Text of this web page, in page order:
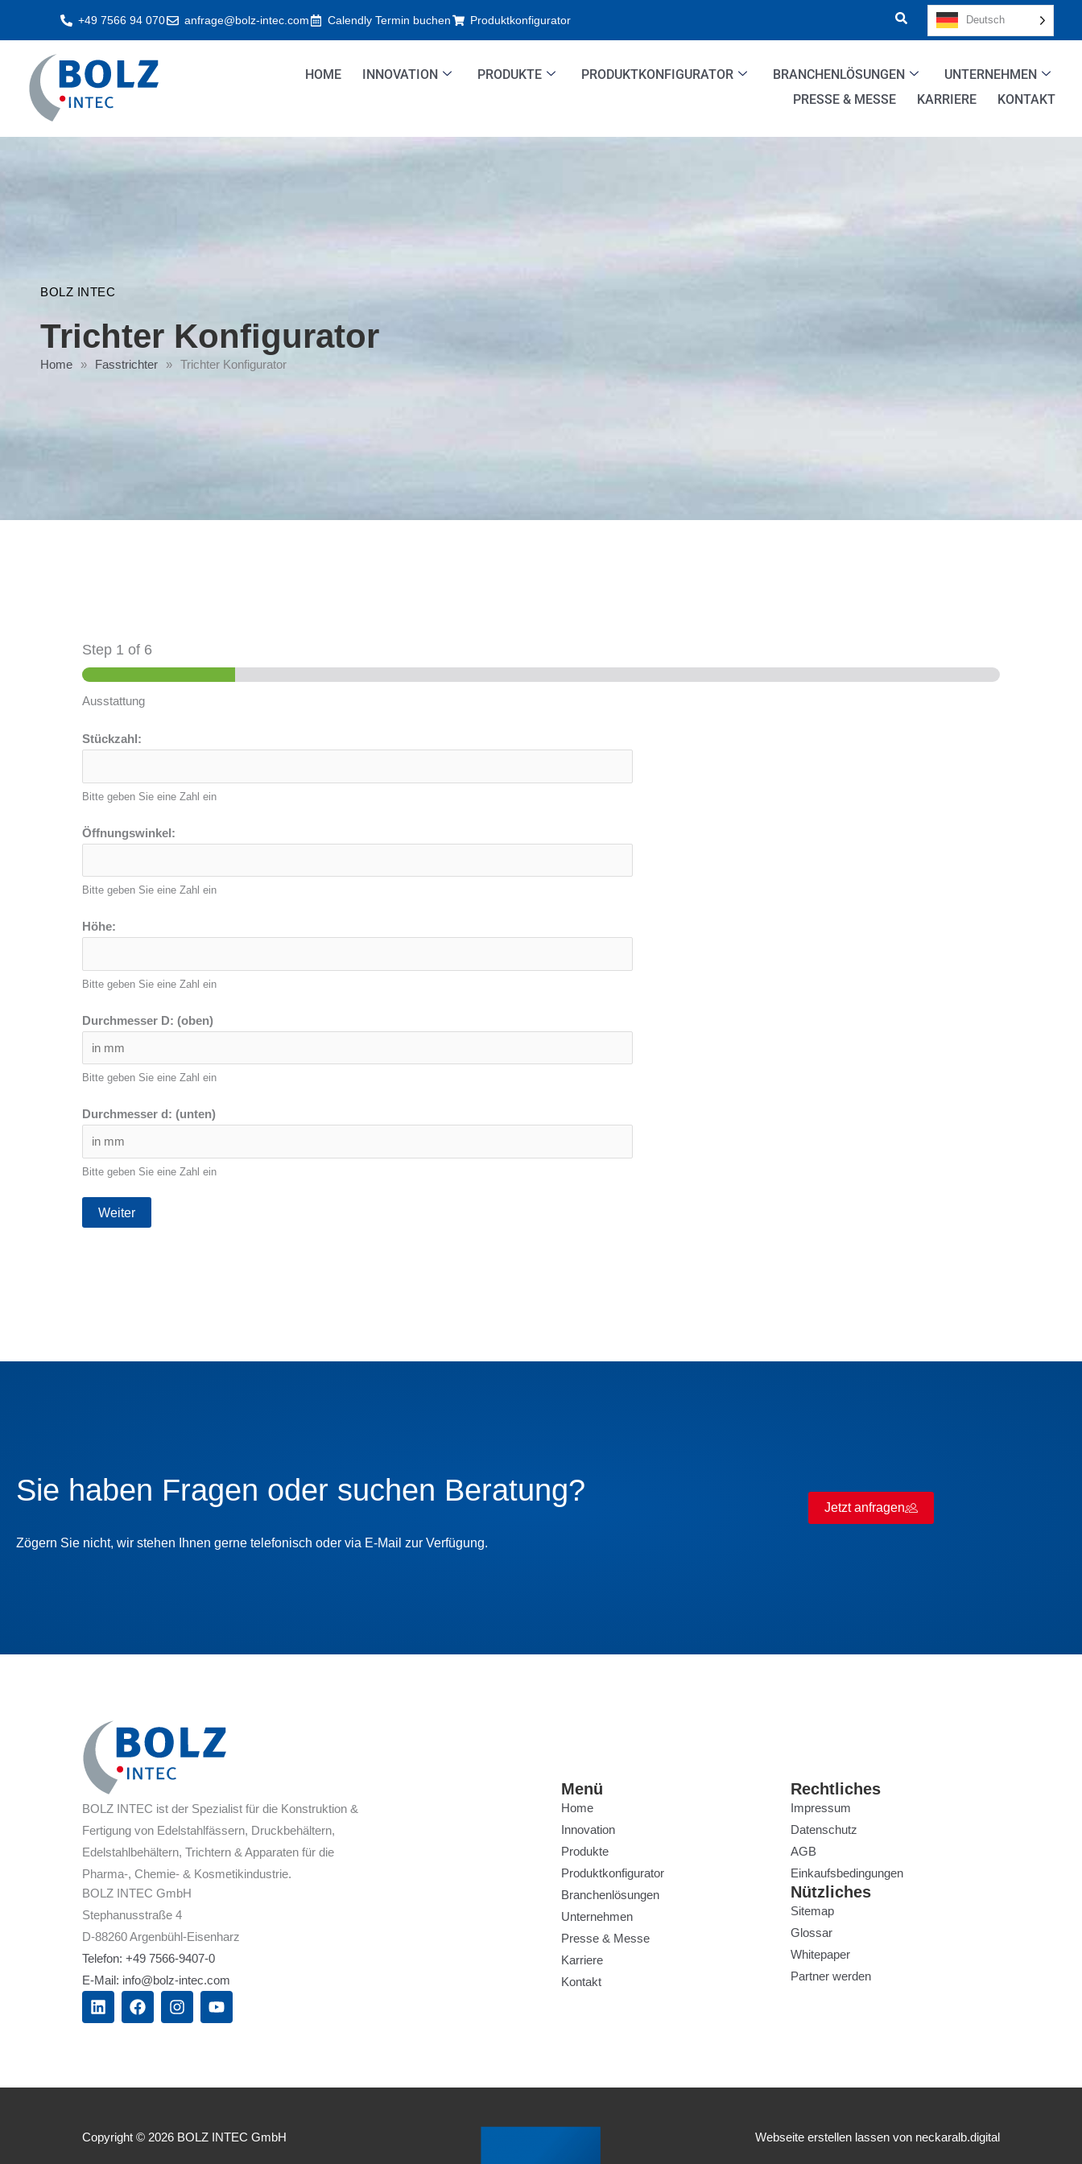
+49 7566 94 070 anfrage@bolz-intec.com Calendly Termin buchen Produktkonfigurator Deutsch
HOME INNOVATION PRODUKTE PRODUKTKONFIGURATOR BRANCHENLÖSUNGEN
UNTERNEHMEN
PRESSE & MESSE
KARRIERE KONTAKT
BOLZ INTEC
Trichter Konfigurator
Home » Fasstrichter » Trichter Konfigurator
Step 1 of 6
Ausstattung
Stückzahl:
Bitte geben Sie eine Zahl ein
Öffnungswinkel:
Bitte geben Sie eine Zahl ein
Höhe:
Bitte geben Sie eine Zahl ein
Durchmesser D: (oben)
Bitte geben Sie eine Zahl ein
Durchmesser d: (unten)
Bitte geben Sie eine Zahl ein
Weiter
Sie haben Fragen oder suchen Beratung?
Zögern Sie nicht, wir stehen Ihnen gerne telefonisch oder via E-Mail zur Verfügung.
Jetzt anfragen
BOLZ INTEC ist der Spezialist für die Konstruktion &
Fertigung von Edelstahlfässern, Druckbehältern,
Edelstahlbehältern, Trichtern & Apparaten für die
Pharma-, Chemie- & Kosmetikindustrie.
BOLZ INTEC GmbH
Stephanusstraße 4
D-88260 Argenbühl-Eisenharz
Telefon: +49 7566-9407-0
E-Mail: info@bolz-intec.com
L
i
F
a
I
n
Y
o
Menü
Home
Innovation
Produkte
Produktkonfigurator
Branchenlösungen
Unternehmen
Presse & Messe
Karriere
Kontakt
Rechtliches
Impressum
Datenschutz
AGB
Einkaufsbedingungen
Nützliches
Sitemap
Glossar
Whitepaper
Partner werden
Copyright © 2026 BOLZ INTEC GmbH Webseite erstellen lassen von neckaralb.digital